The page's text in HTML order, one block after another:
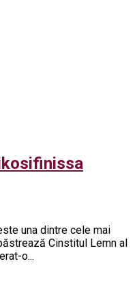
una dintre cele mai
Cinstitul Lemn al
o...